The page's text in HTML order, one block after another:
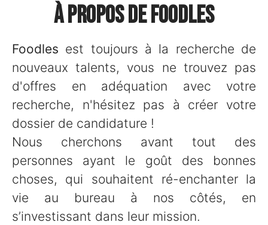
À propos de Foodles
Foodles est toujours à la recherche de
nouveaux talents, vous ne trouvez pas
d'offres en adéquation avec votre
recherche, n'hésitez pas à créer votre
dossier de candidature !
Nous cherchons avant tout des
personnes ayant le goût des bonnes
choses, qui souhaitent ré-enchanter la
vie au bureau à nos côtés, en
s’investissant dans leur mission.